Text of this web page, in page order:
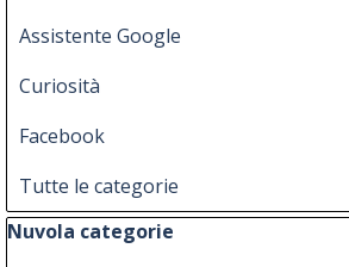
Assistente Google
Curiosità
Facebook
Tutte le categorie
Salta blocco Nuvola categorie
Nuvola categorie